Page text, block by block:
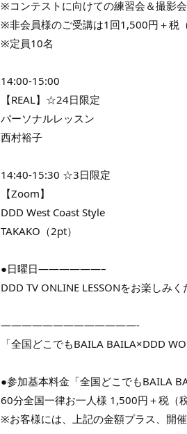
※コンテストに向けての練習会＆撮影会
※非会員様のご受講は1回1,500円＋税
※定員10名
14:00-15:00
【REAL】☆24日限定
パーソナルレッスン
西村裕子
14:40-15:30 ☆3日限定
【Zoom】
DDD West Coast Style
TAKAKO（2pt）
●日曜日——————–
DDD TV ONLINE LESSONをお楽しみく
—————————————-
「全国どこでもBAILA BAILA×DDD
●参加基本料金「全国どこでもBAILA
60分全国一律お一人様 1,500円＋税（
※お客様には、上記の金額プラス、開